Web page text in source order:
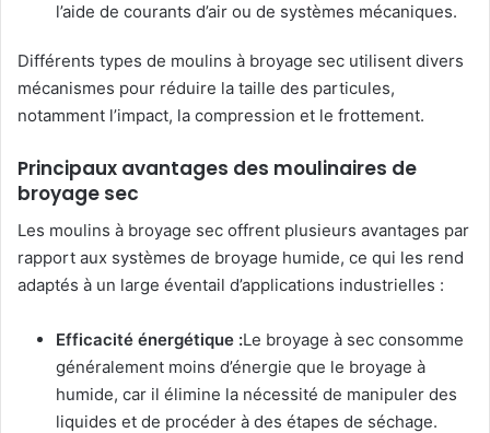
l’aide de courants d’air ou de systèmes mécaniques.
Différents types de moulins à broyage sec utilisent divers
mécanismes pour réduire la taille des particules,
notamment l’impact, la compression et le frottement.
Principaux avantages des moulinaires de
broyage sec
Les moulins à broyage sec offrent plusieurs avantages par
rapport aux systèmes de broyage humide, ce qui les rend
adaptés à un large éventail d’applications industrielles :
Efficacité énergétique :Le broyage à sec consomme
généralement moins d’énergie que le broyage à
humide, car il élimine la nécessité de manipuler des
liquides et de procéder à des étapes de séchage.